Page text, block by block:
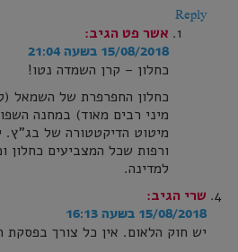
Reply
אשר פט הגיב:
15/08/2018 בשעה 21:04
כחלון – קרן השמדה נטו!
כחלון החפרפרת של השמאל
מיני רבים מאוד) במחנה
מיטוט הדיקטטורה של בג"ץ.
ורפות שכל המצביעים כחלון
למדינה.
שרי הגיב:
15/08/2018 בשעה 16:13
יש חוק הלאום. אין כל צורך בפסקת